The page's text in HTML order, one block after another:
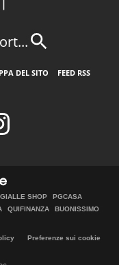
DEL SITO
FEED RSS
SHOP
PGCASA
QUIFINANZA
BUONISSIMO
Preferenze sui cookie